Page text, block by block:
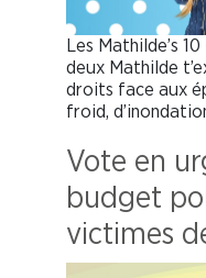
Les Mathilde’s
deux Mathilde
droits face aux
froid,
Vote en
budget
victimes